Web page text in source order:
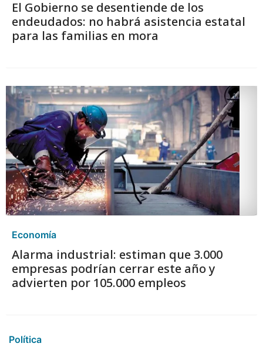
El Gobierno se desentiende de los
endeudados: no habrá asistencia estatal
para las familias en mora
Economía
Alarma industrial: estiman que 3.000
empresas podrían cerrar este año y
advierten por 105.000 empleos
Política